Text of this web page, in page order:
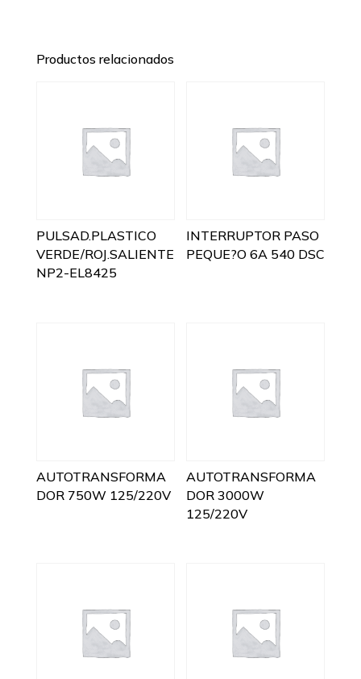
Productos relacionados
PULSAD.PLASTICO
VERDE/ROJ.SALIENTE
NP2-EL8425
INTERRUPTOR PASO
PEQUE?O 6A 540 DSC
AUTOTRANSFORMA
DOR 750W 125/220V
AUTOTRANSFORMA
DOR 3000W
125/220V